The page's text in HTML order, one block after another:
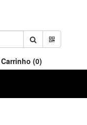
Carrinho (0)